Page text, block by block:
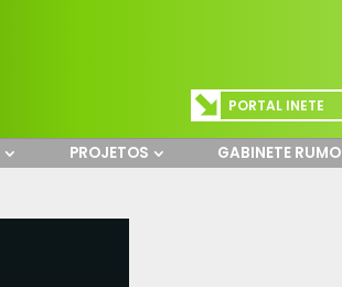
PORTAL INETE
PROJETOS GABINETE RUMO